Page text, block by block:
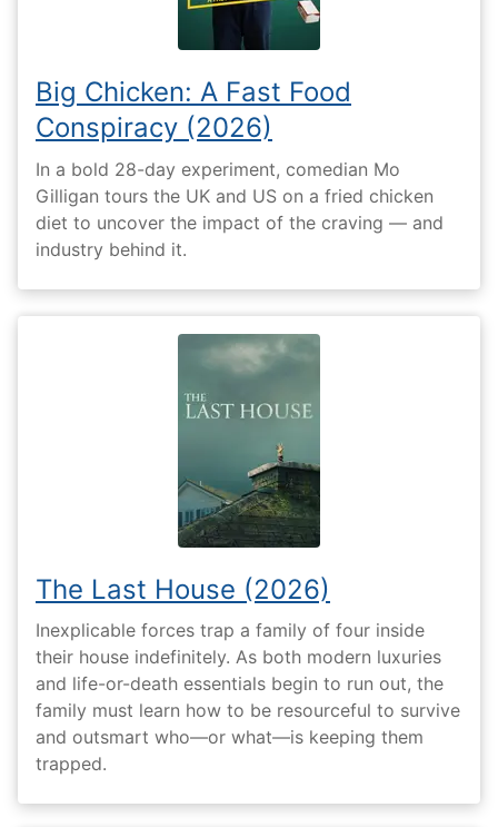
Big Chicken: A Fast Food
Conspiracy (2026)
In a bold 28-day experiment, comedian Mo
Gilligan tours the UK and US on a fried chicken
diet to uncover the impact of the craving — and
industry behind it.
The Last House (2026)
Inexplicable forces trap a family of four inside
their house indefinitely. As both modern luxuries
and life-or-death essentials begin to run out, the
family must learn how to be resourceful to survive
and outsmart who—or what—is keeping them
trapped.